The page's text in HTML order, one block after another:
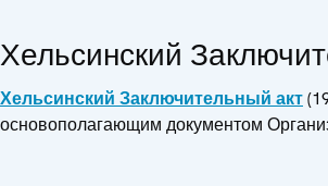
Хельсинский
Хельсинский Заключительный акт
основополагающим документом